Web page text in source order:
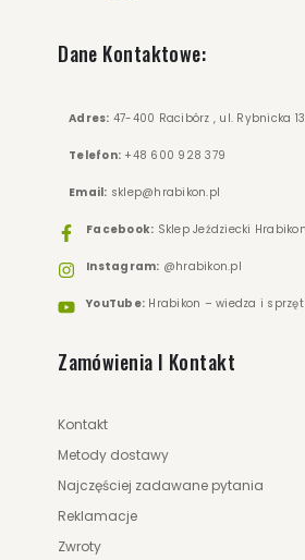
Dane Kontaktowe:
Adres: 47-400 Racibórz , ul. Rybnicka
Telefon: +48 600 928 379
Email: sklep@hrabikon.pl
Facebook: Sklep Jeździecki Hrabikon
Instagram: @hrabikon.pl
YouTube: Hrabikon – wiedza i sprzęt
Zamówienia I Kontakt
Kontakt
Metody dostawy
Najczęściej zadawane pytania
Reklamacje
Zwroty